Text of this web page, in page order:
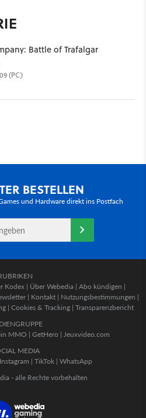
Battle of Trafalgar
(PC)
BESTELLEN
und Hardware direkt ins Postfach
Kodex | Über Webedia | Abo kündigen |
| Kontakt | Nutzungsbestimmungen |
| Cookies & Tracking | Transparenzbericht
MMO | GetHero | Jeuxvideo.com
MEDIA
Instagram | TikTok | WhatsApp
- alle Rechte vorbehalten